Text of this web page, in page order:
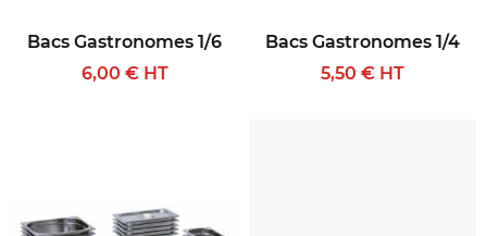
Bacs Gastronomes 1/6
6,00 € HT
Bacs Gastronomes 1/4
5,50 € HT